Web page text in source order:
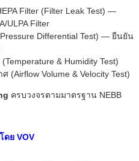
Filter (Filter Leak Test) —
ULPA Filter
Differential Test) — ยืนยัน
& Humidity Test)
(Airflow Volume & Velocity Test)
ครบวงจรตามมาตรฐาน NEBB
ดย VOV